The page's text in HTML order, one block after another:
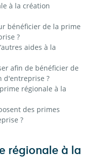
à la création
bénéficier de la prime
?
aides à la
afin de bénéficier de
d'entreprise ?
régionale à la
des primes
?
régionale à la